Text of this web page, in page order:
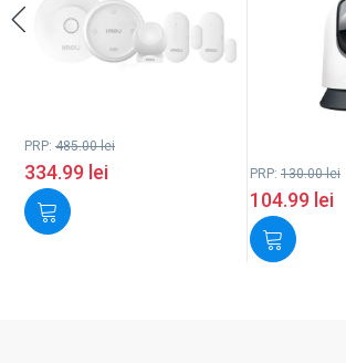
PRP: 485.00lei
334.99 lei PRP: 130.00lei
104.99 lei